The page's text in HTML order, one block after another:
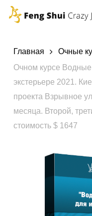
Skip
contentГлавная Очные
Очном курсе
экстерьере 2021.
проекта Взрывное
месяца. Второй,
стоимость $ 1647